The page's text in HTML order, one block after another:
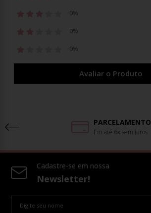
0%
0%
0%
Avaliar o Produto
PARCELAMENTO
Em até 6x sem juros
Cadastre-se em nossa
Newsletter!